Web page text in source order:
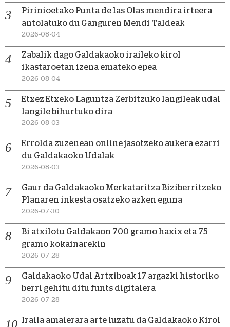
Pirinioetako Punta de las Olas mendira irteera
antolatuko du Ganguren Mendi Taldeak
2026-08-04
Zabalik dago Galdakaoko iraileko kirol
ikastaroetan izena emateko epea
2026-08-04
Etxez Etxeko Laguntza Zerbitzuko langileak udal
langile bihurtuko dira
2026-08-03
Errolda zuzenean online jasotzeko aukera ezarri
du Galdakaoko Udalak
2026-08-03
Gaur da Galdakaoko Merkataritza Biziberritzeko
Planaren inkesta osatzeko azken eguna
2026-07-30
Bi atxilotu Galdakaon 700 gramo haxix eta 75
gramo kokainarekin
2026-07-28
Galdakaoko Udal Artxiboak 17 argazki historiko
berri gehitu ditu funts digitalera
2026-07-28
Iraila amaierara arte luzatu da Galdakaoko Kirol